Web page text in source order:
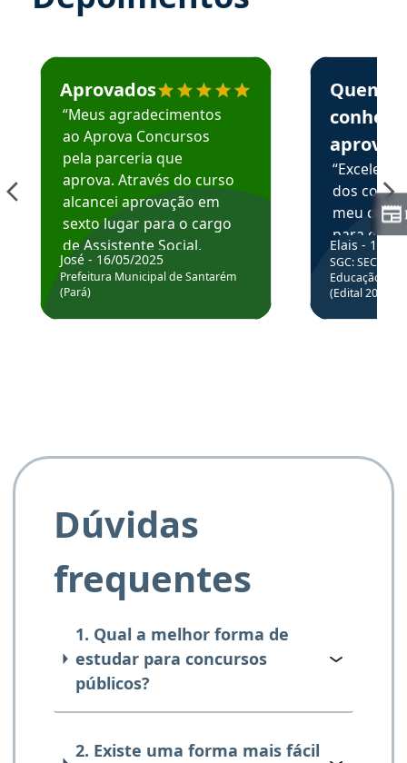
Estudante José recomenda o Aprova Concursos em
Aprovados
“Meus agradecimentos
ao Aprova Concursos
pela parceria que
aprova. Através do curso
alcancei aprovação em
sexto lugar para o cargo
de Assistente Social.
Hoje estou atuando na
Prefeitura de Santarém.
José - 16/05/2025
Prefeitura Municipal de Santarém
(Pará)
Estudante
Quem
aprova
dos
meu
para
colocar
através
de
Elais - 15/
SGC: SEC BA
Educação
(Edital
Dúvidas
frequentes
1. Qual a melhor forma de
estudar para concursos
públicos?
2. Existe uma forma mais fácil